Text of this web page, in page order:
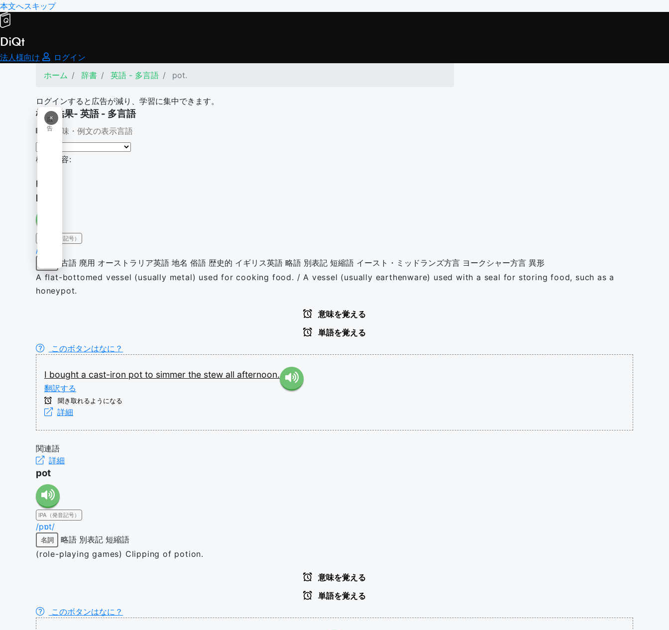
本文へスキップ
DiQt
法人様向け
ログイン
ホーム
辞書 英語 - 多言語 pot.
ログインすると広告が減り、学習に集中できます。
×
広
告
検索結果- 英語 - 多言語
意味・例文の表示言語
検索内容:
pot.
pot
IPA（発音記号）
/pɒt/
古語 廃用 オーストラリア英語 地名 俗語 歴史的 イギリス英語 略語 別表記 短縮語 イースト・ミッドランズ方言 ヨークシャー方言 異形
A flat-bottomed vessel (usually metal) used for cooking food. / A vessel (usually earthenware) used with a seal for storing food, such as a
honeypot.
意味を覚える
単語を覚える
このボタンはなに？
I bought a cast-iron pot to simmer the stew all afternoon.
翻訳する
聞き取れるようになる
詳細
関連語
詳細
pot
IPA（発音記号）
/pɒt/
名詞 略語 別表記 短縮語
(role-playing games) Clipping of potion.
意味を覚える
単語を覚える
このボタンはなに？